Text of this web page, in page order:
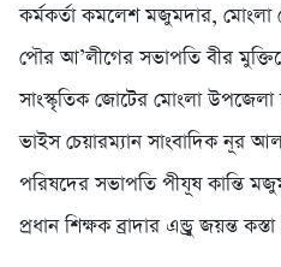
কর্মকর্তা কমলেশ মজুমদার,
পৌর আ’লীগের সভাপতি বীর
সাংস্কৃতিক জোটের মোংলা
ভাইস চেয়ারম্যান সাংবাদিক নূর
পরিষদের সভাপতি পীযূষ কান্তি
প্রধান শিক্ষক ব্রাদার এন্ড্রু জয়ন্ত